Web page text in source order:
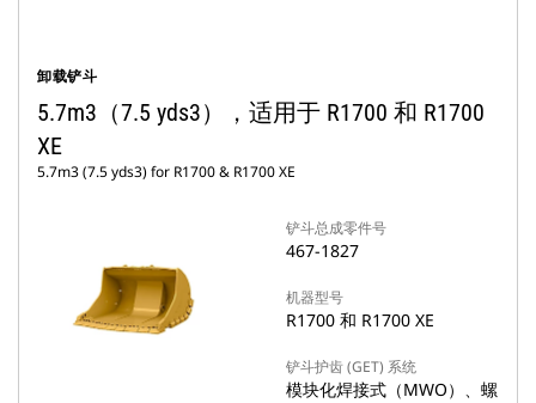
卸载铲斗
5.7m3（7.5 yds3），适用于 R1700 和 R1700
XE
5.7m3 (7.5 yds3) for R1700 & R1700 XE
铲斗总成零件号
467-1827
机器型号
R1700 和 R1700 XE
铲斗护齿 (GET) 系统
模块化焊接式（MWO）、螺